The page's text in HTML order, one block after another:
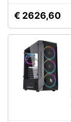
€ 2626,60